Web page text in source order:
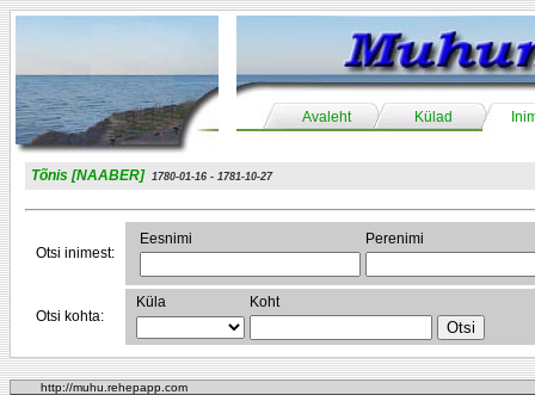
Avaleht Külad
Tõnis [NAABER] 1780-01-16 - 1781-10-27
Otsi inimest:
Eesnimi Perenimi
Otsi kohta:
Küla Koht
http://muhu.rehepapp.com